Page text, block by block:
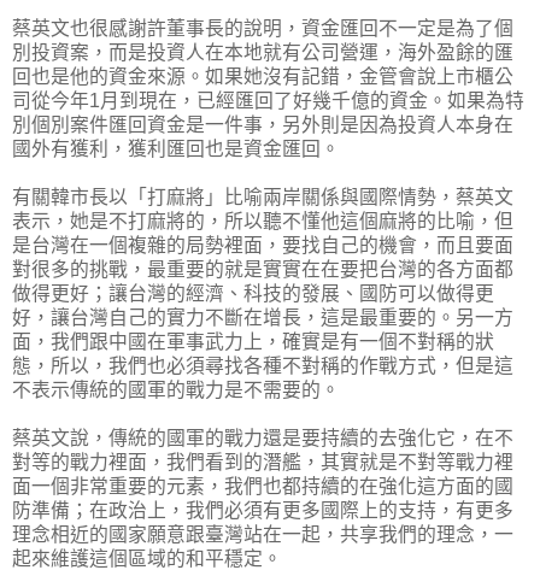
蔡英文也很感謝許董事長的說明，資金匯回不一定是為了個
別投資案，而是投資人在本地就有公司營運，海外盈餘的匯
回也是他的資金來源。如果她沒有記錯，金管會說上市櫃公
司從今年1月到現在，已經匯回了好幾千億的資金。如果為特
別個別案件匯回資金是一件事，另外則是因為投資人本身在
國外有獲利，獲利匯回也是資金匯回。
有關韓市長以「打麻將」比喻兩岸關係與國際情勢，蔡英文
表示，她是不打麻將的，所以聽不懂他這個麻將的比喻，但
是台灣在一個複雜的局勢裡面，要找自己的機會，而且要面
對很多的挑戰，最重要的就是實實在在要把台灣的各方面都
做得更好；讓台灣的經濟、科技的發展、國防可以做得更
好，讓台灣自己的實力不斷在增長，這是最重要的。另一方
面，我們跟中國在軍事武力上，確實是有一個不對稱的狀
態，所以，我們也必須尋找各種不對稱的作戰方式，但是這
不表示傳統的國軍的戰力是不需要的。
蔡英文說，傳統的國軍的戰力還是要持續的去強化它，在不
對等的戰力裡面，我們看到的潛艦，其實就是不對等戰力裡
面一個非常重要的元素，我們也都持續的在強化這方面的國
防準備；在政治上，我們必須有更多國際上的支持，有更多
理念相近的國家願意跟臺灣站在一起，共享我們的理念，一
起來維護這個區域的和平穩定。